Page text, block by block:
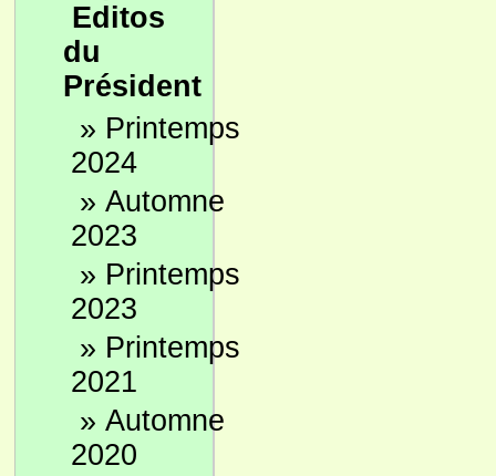
Editos
du
Président
» Printemps
2024
» Automne
2023
» Printemps
2023
» Printemps
2021
» Automne
2020